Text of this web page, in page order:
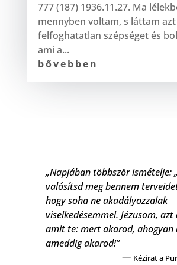
777 (187) 1936.11.27. Ma
mennyben voltam, s láttam azt
felfoghatatlan szépséget és
ami a...
bővebben
„Napjában többször ismételje:
valósítsd meg bennem
hogy soha ne akadályozzalak
viselkedésemmel. Jézusom,
amit te: mert akarod, ahogyan
ameddig akarod!”
— Kézirat a